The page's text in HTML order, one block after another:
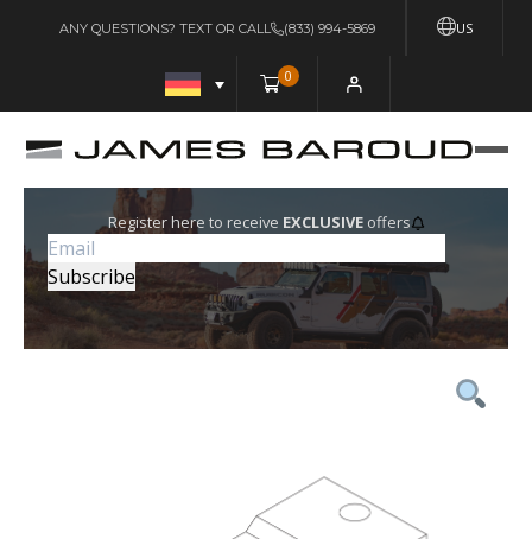
US
ANY QUESTIONS? TEXT OR CALL (833) 994-5869
0
Register here to receive EXCLUSIVEoffers